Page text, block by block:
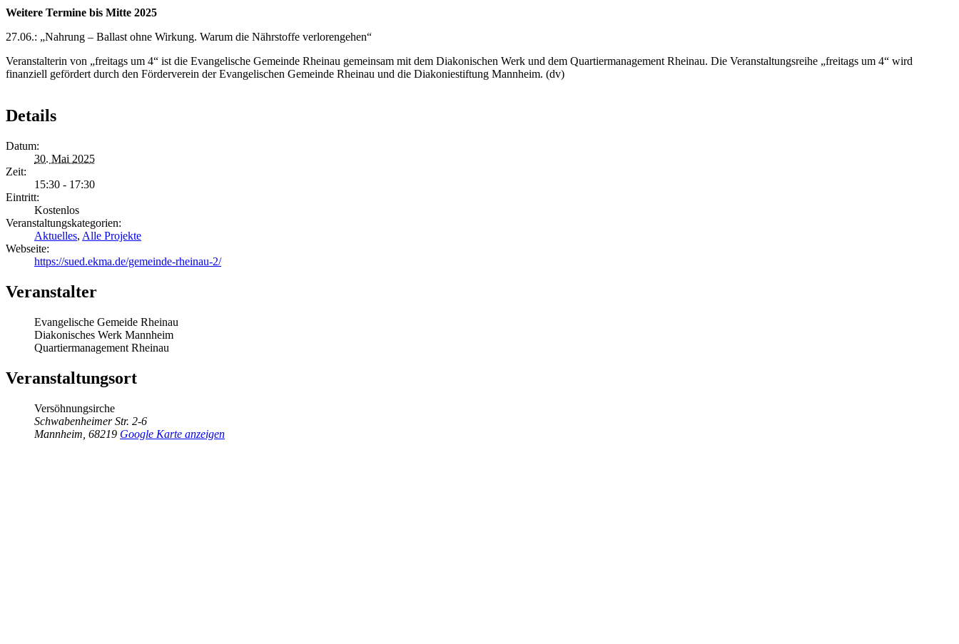
Weitere Termine bis Mitte 2025
27.06.: „Nahrung – Ballast ohne Wirkung. Warum die Nährstoffe verlorengehen“
Veranstalterin von „freitags um 4“ ist die Evangelische Gemeinde Rheinau gemeinsam mit dem Diakonischen Werk und dem Quartiermanagement Rheinau. Die Veranstaltungsreihe „freitags um 4“ wird
finanziell gefördert durch den Förderverein der Evangelischen Gemeinde Rheinau und die Diakoniestiftung Mannheim. (dv)
Details
Datum:
30. Mai 2025
Zeit:
15:30 - 17:30
Eintritt:
Kostenlos
Veranstaltungskategorien:
Aktuelles, Alle Projekte
Webseite:
https://sued.ekma.de/gemeinde-rheinau-2/
Veranstalter
Evangelische Gemeide Rheinau
Diakonisches Werk Mannheim
Quartiermanagement Rheinau
Veranstaltungsort
Versöhnungsirche
Schwabenheimer Str. 2-6
Mannheim 68219 Google Karte anzeigen